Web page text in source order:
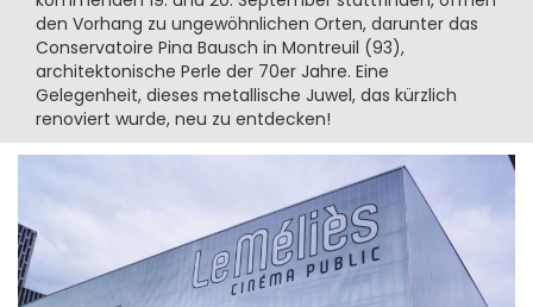
den Vorhang zu ungewöhnlichen Orten, darunter das
Conservatoire Pina Bausch in Montreuil (93),
architektonische Perle der 70er Jahre. Eine
Gelegenheit, dieses metallische Juwel, das kürzlich
renoviert wurde, neu zu entdecken!